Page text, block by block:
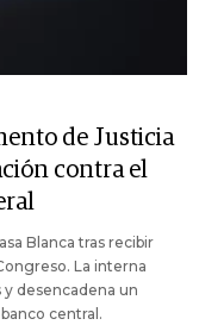
de Justicia
contra el
Blanca tras recibir
La interna
desencadena un
central.